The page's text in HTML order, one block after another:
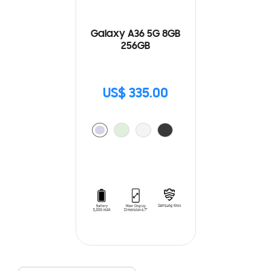
Galaxy A36 5G 8GB
256GB
US$ 335.00